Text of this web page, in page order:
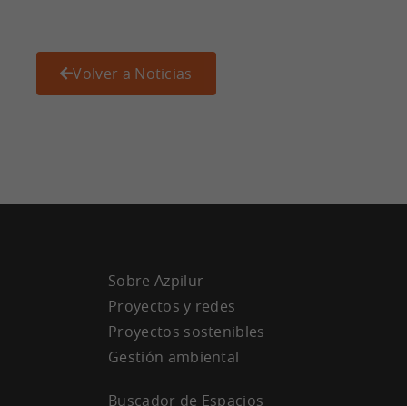
Volver a Noticias
Sobre Azpilur
Proyectos y redes
Proyectos sostenibles
Gestión ambiental
Buscador de Espacios